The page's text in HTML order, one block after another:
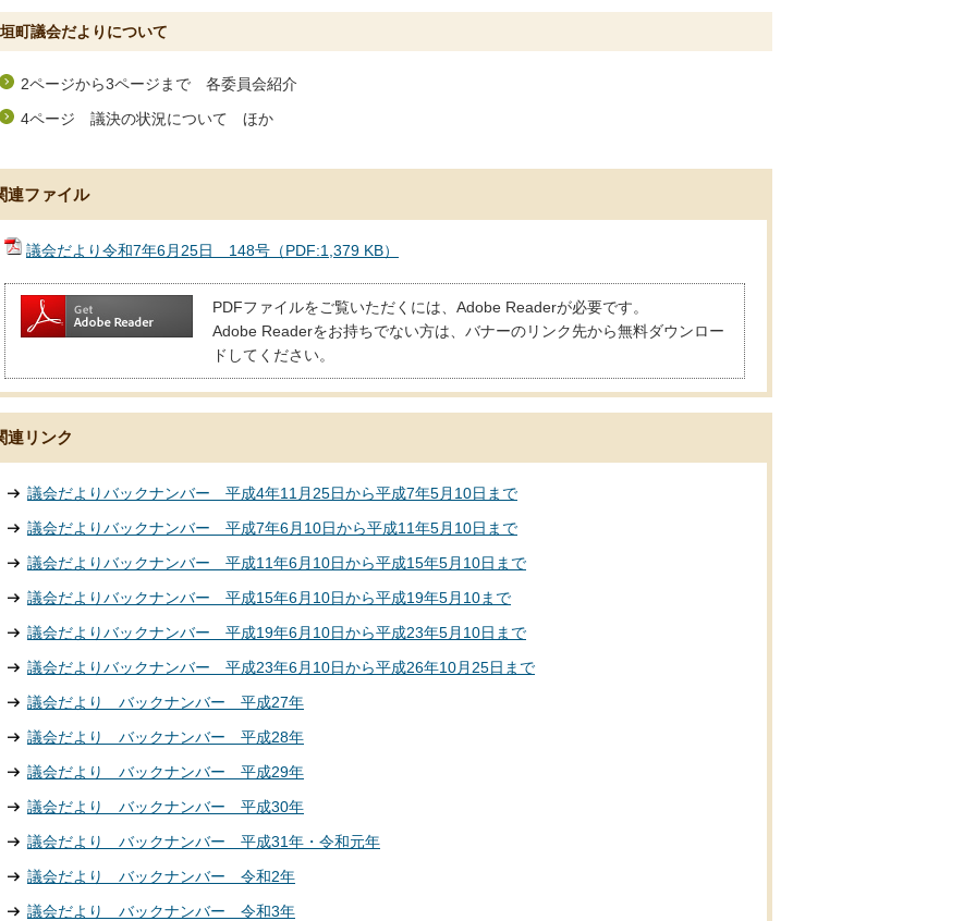
町議会だよりについて
2ページから3ページまで 各委員会紹介
4ページ 議決の状況について ほか
連ファイル
議会だより令和7年6月25日 148号（PDF:1,379 KB）
PDFファイルをご覧いただくには、Adobe Readerが必要です。
Adobe Readerをお持ちでない方は、バナーのリンク先から無料ダウンロー
ドしてください。
連リンク
議会だよりバックナンバー 平成4年11月25日から平成7年5月10日まで
議会だよりバックナンバー 平成7年6月10日から平成11年5月10日まで
議会だよりバックナンバー 平成11年6月10日から平成15年5月10日まで
議会だよりバックナンバー 平成15年6月10日から平成19年5月10まで
議会だよりバックナンバー 平成19年6月10日から平成23年5月10日まで
議会だよりバックナンバー 平成23年6月10日から平成26年10月25日まで
議会だより バックナンバー 平成27年
議会だより バックナンバー 平成28年
議会だより バックナンバー 平成29年
議会だより バックナンバー 平成30年
議会だより バックナンバー 平成31年・令和元年
議会だより バックナンバー 令和2年
議会だより バックナンバー 令和3年